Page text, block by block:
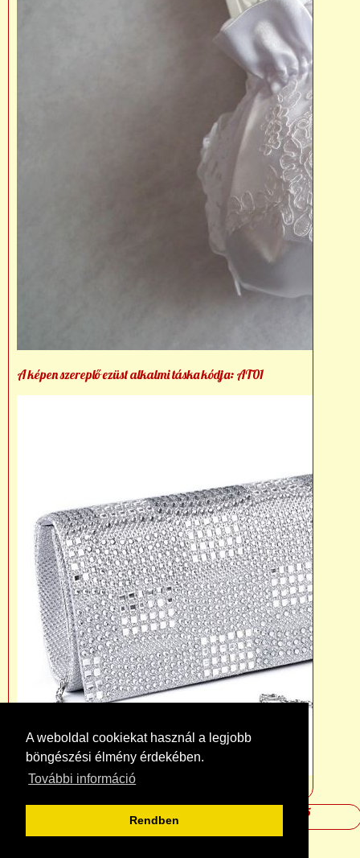
A weboldal cookiekat használ a legjobb
böngészési élmény érdekében.
További információ
Rendben
A képen szereplő ezüst alkalmi táska kódja: AT01
heidyeskuvo.hu - info@heidyeskuvo.hu - +3630 75 76 515